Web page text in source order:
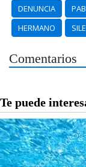
DENUNCIA
HERMANO
Comentarios